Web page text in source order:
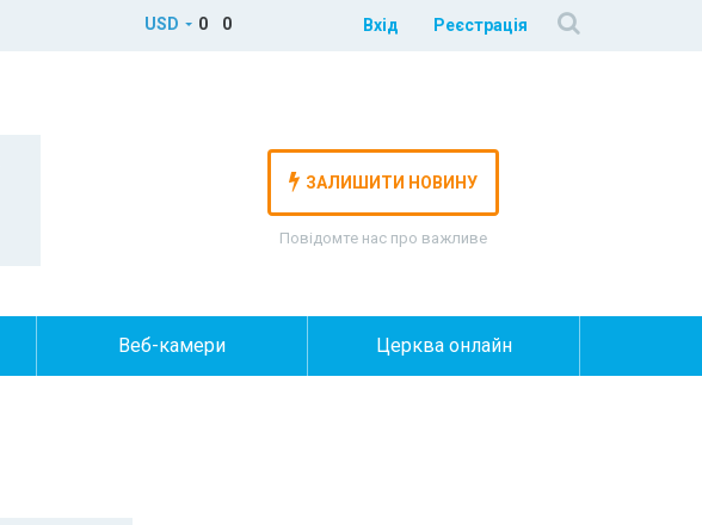
USD 0 0 Вхід Реєстрація
ЗАЛИШИТИ НОВИНУ
Повідомте нас про важливе
Веб-камери Церква онлайн